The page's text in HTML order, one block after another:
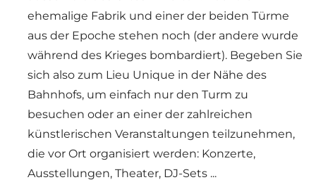
ehemalige Fabrik und einer der beiden Türme
aus der Epoche stehen noch (der andere wurde
während des Krieges bombardiert). Begeben Sie
sich also zum Lieu Unique in der Nähe des
Bahnhofs, um einfach nur den Turm zu
besuchen oder an einer der zahlreichen
künstlerischen Veranstaltungen teilzunehmen,
die vor Ort organisiert werden: Konzerte,
Ausstellungen, Theater, DJ-Sets ...